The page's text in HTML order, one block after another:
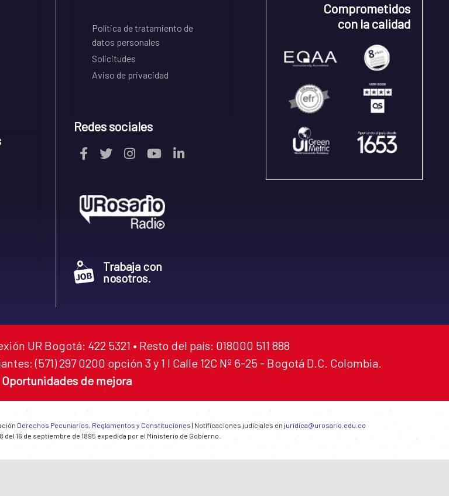
Política de tratamiento de
datos personales
Solicitudes
Aviso de privacidad
Redes sociales
Trabaja con
nosotros.
Comprometidos
con la calidad
UR Bogotá: 422 5321 • Resto del país: 018000 511 888
(571) 297 0200 opción 3 y 1 I Calle 12C Nº 6-25 - Bogotá D.C. Colombia.
Oportunidades de mejora
Derechos Pecuniarios, Reglamentos y Constituciones | Notificaciones judiciales en juridica@urosario.edu.co
16 de septiembre de 1895 expedida por el Ministerio de Gobierno.